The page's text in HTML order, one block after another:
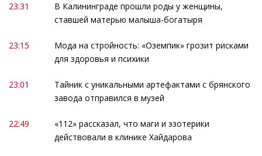
23:31
В Калининграде прошли роды у женщины,
ставшей матерью малыша-богатыря
23:15
Мода на стройность: «Оземпик» грозит рисками
для здоровья и психики
23:01
Тайник с уникальными артефактами с брянского
завода отправился в музей
22:49
«112» рассказал, что маги и эзотерики
действовали в клинике Хайдарова